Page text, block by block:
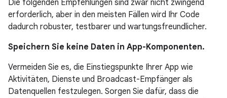
Die folgenden Empfehlungen sind zwar nicht zwingend
erforderlich, aber in den meisten Fällen wird Ihr Code
dadurch robuster, testbarer und wartungsfreundlicher.
Speichern Sie keine Daten in App-Komponenten.
Vermeiden Sie es, die Einstiegspunkte Ihrer App wie
Aktivitäten, Dienste und Broadcast-Empfänger als
Datenquellen festzulegen. Sorgen Sie dafür, dass die